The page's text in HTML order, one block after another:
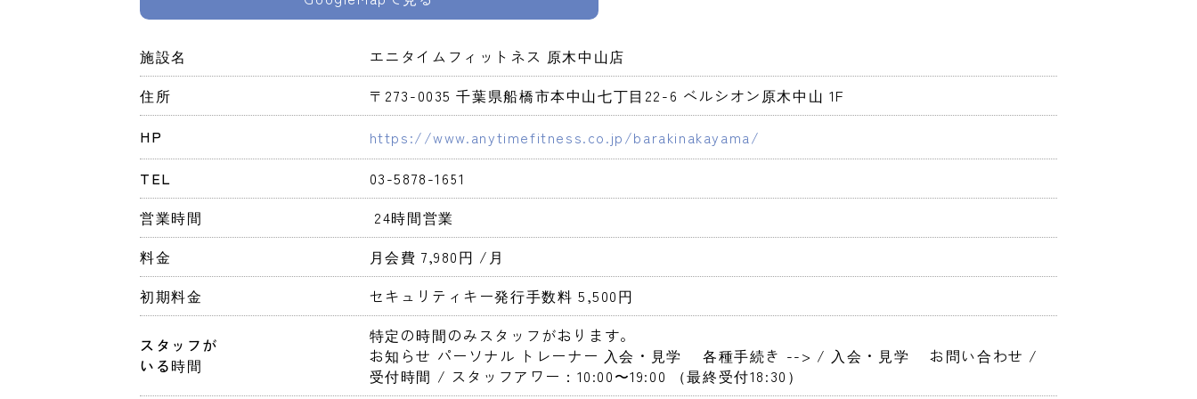
施設名
エニタイムフィットネス 原木中山店
住所
〒273-0035 千葉県船橋市本中山七丁目22-6 ベルシオン原木中山 1F
HP
https://www.anytimefitness.co.jp/barakinakayama/
TEL
03-5878-1651
営業時間
24時間営業
料金
月会費 7,980円 /月
初期料金
セキュリティキー発行手数料 5,500円
スタッフが
いる時間
特定の時間のみスタッフがおります。
お知らせ パーソナル トレーナー 入会・見学　 各種手続き --> / 入会・見学　 お問い合わせ /
受付時間 / スタッフアワー：10:00〜19:00 （最終受付18:30）